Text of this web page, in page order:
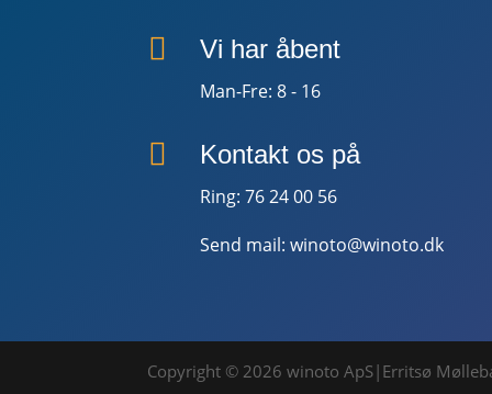
 Vi har åbent
Man-Fre: 8 - 16
 Kontakt os på
Ring: 76 24 00 56
Send mail: winoto@winoto.dk
Copyright © 2026 winoto ApS|Erritsø